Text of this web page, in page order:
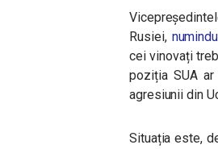
Rusiei,
cei vinovați
poziția SUA
agresiunii din
Situația este,